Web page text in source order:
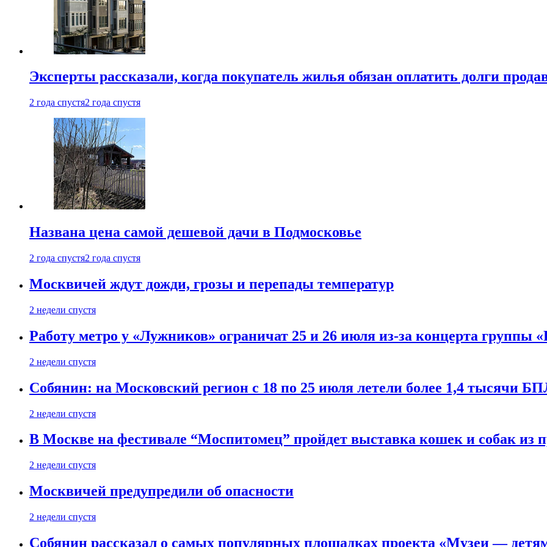
Эксперты рассказали, когда покупатель жилья обязан оплатить долги
2 года спустя2 года спустя
Названа цена самой дешевой дачи в Подмосковье
2 года спустя2 года спустя
Москвичей ждут дожди, грозы и перепады температур
2 недели спустя
Работу метро у «Лужников» ограничат 25 и 26 июля из-за концерта группы
2 недели спустя
Собянин: на Московский регион с 18 по 25 июля летели более 1,4 тысячи
2 недели спустя
В Москве на фестивале “Моспитомец” пройдет выставка кошек и собак из
2 недели спустя
Москвичей предупредили об опасности
2 недели спустя
Собянин рассказал о самых популярных площадках проекта «Музеи —